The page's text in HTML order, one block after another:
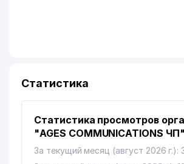
Статистика
Статистика просмотров
"AGES COMMUNICATIONS ЧП"
За текущий месяц (август 2026 г.):